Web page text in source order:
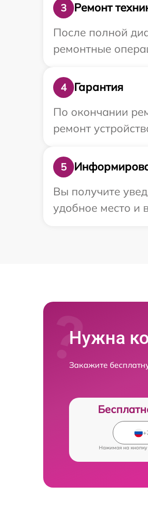
3
Ремонт
После полной
ремонтные
4
Гарантия
По окончании
ремонт
5
Вы получите
удобное место и
Нужна
Закажите
Нажимая на кнопку